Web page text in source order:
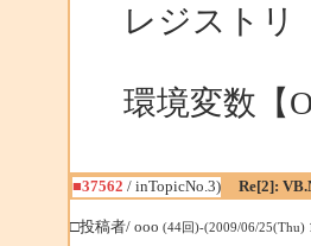
レジストリ
環境変数【
■37562 / inTopicNo.3) Re[2]:
□投稿者/ ooo (44回)-(2009/06/25(Thu)